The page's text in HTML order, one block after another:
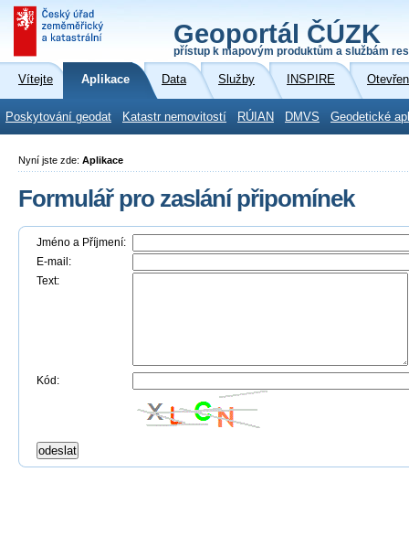
Geoportál ČÚZK
přístup k mapovým produktům a službám
Vítejte Aplikace Data Služby INSPIRE
Poskytování geodat Katastr nemovitostí RÚIAN DMVS Geodetické
Nyní jste zde: Aplikace
Formulář pro zaslání připomínek
Jméno a Příjmení:
E-mail:
Text:
Kód: